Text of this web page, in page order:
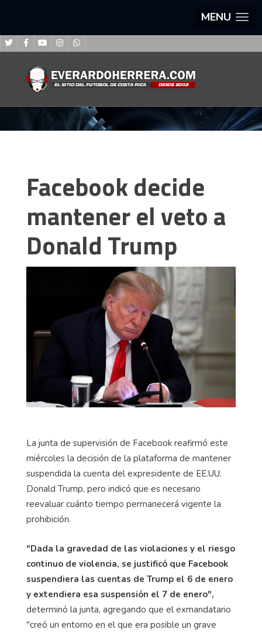
MENU
Facebook decide
mantener el veto a
Donald Trump
La junta de supervisión de Facebook reafirmó este
miércoles la decisión de la plataforma de mantener
suspendida la cuenta del expresidente de EE.UU.
Donald Trump, pero indicó que es necesario
reevaluar cuánto tiempo permanecerá vigente la
prohibición.
"Dada la gravedad de las violaciones y el riesgo
continuo de violencia, se justificó que Facebook
suspendiera las cuentas de Trump el 6 de enero
y extendiera esa suspensión el 7 de enero",
determinó la junta, agregando que el exmandatario
"creó un entorno en el que era posible un grave